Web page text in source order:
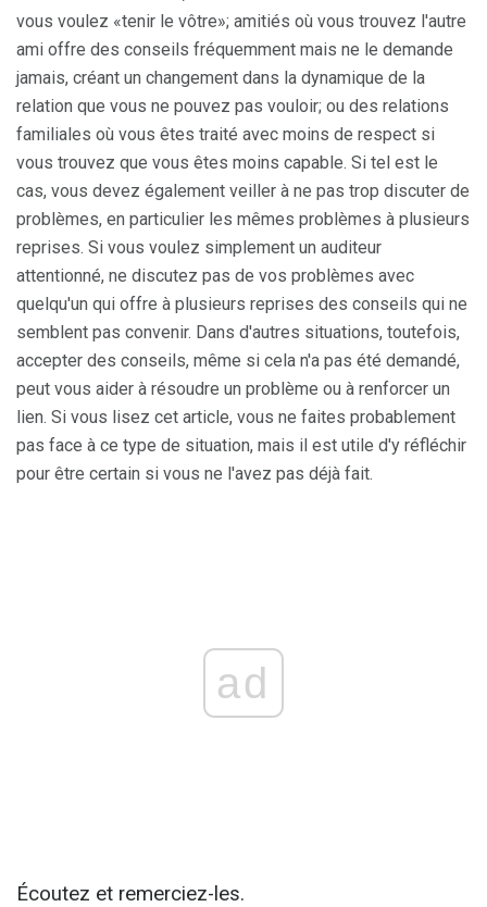
vous voulez «tenir le vôtre»; amitiés où vous trouvez l'autre
ami offre des conseils fréquemment mais ne le demande
jamais, créant un changement dans la dynamique de la
relation que vous ne pouvez pas vouloir; ou des relations
familiales où vous êtes traité avec moins de respect si
vous trouvez que vous êtes moins capable. Si tel est le
cas, vous devez également veiller à ne pas trop discuter de
problèmes, en particulier les mêmes problèmes à plusieurs
reprises. Si vous voulez simplement un auditeur
attentionné, ne discutez pas de vos problèmes avec
quelqu'un qui offre à plusieurs reprises des conseils qui ne
semblent pas convenir. Dans d'autres situations, toutefois,
accepter des conseils, même si cela n'a pas été demandé,
peut vous aider à résoudre un problème ou à renforcer un
lien. Si vous lisez cet article, vous ne faites probablement
pas face à ce type de situation, mais il est utile d'y réfléchir
pour être certain si vous ne l'avez pas déjà fait.
ad
Écoutez et remerciez-les.